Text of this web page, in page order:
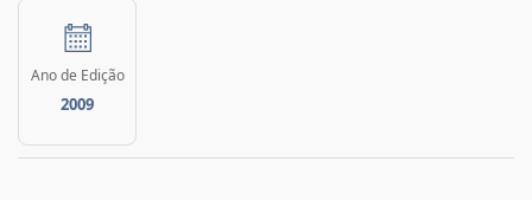
Ano de Edição
2009